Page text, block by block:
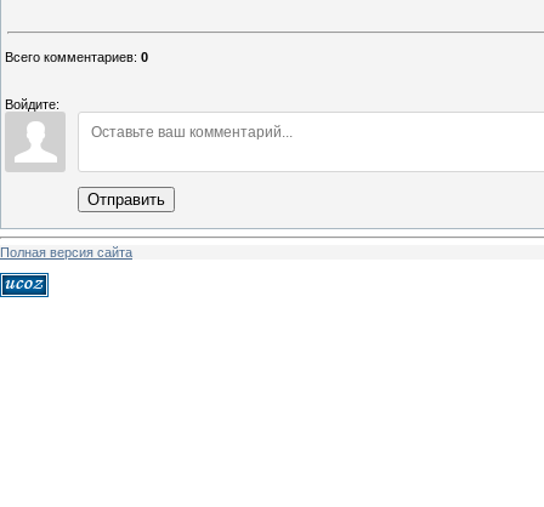
Всего комментариев: 0
Войдите:
Отправить
Полная версия сайта